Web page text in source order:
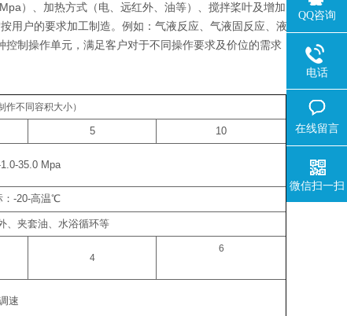
）、加热方式（电、远红外、油等）、搅拌桨叶及增加
用户的要求加工制造。例如：气液反应、气液固反应、液
制操作单元，满足客户对于不同操作要求及价位的需求，
作不同容积大小）
5 10
35.0 Mpa
：-20-高温℃
、夹套油、水浴循环等
4
6
速
QQ咨询
电话
在线留言
微信扫一扫